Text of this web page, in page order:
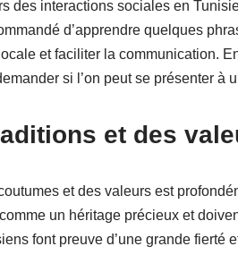
des interactions sociales en
d’apprendre quelques
et faciliter la communication.
si l’on peut se présenter à
et des
et des valeurs est
un héritage précieux et
font preuve d’une grande fierté